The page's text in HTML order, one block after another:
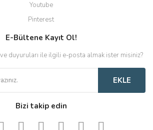
Youtube
Pinterest
E-Bültene Kayıt Ol!
ve duyuruları ile ilgili e-posta almak ister misiniz?
EKLE
Bizi takip edin